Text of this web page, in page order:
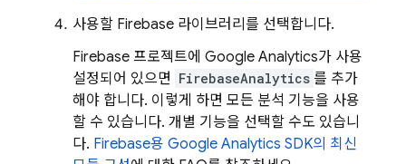
사용할 Firebase 라이브러리를 선택합니다.
Firebase 프로젝트에 Google Analytics가 사용
설정되어 있으면 FirebaseAnalytics 를 추가
해야 합니다. 이렇게 하면 모든 분석 기능을 사용
할 수 있습니다. 개별 기능을 선택할 수도 있습니
다. Firebase용 Google Analytics SDK의 최신